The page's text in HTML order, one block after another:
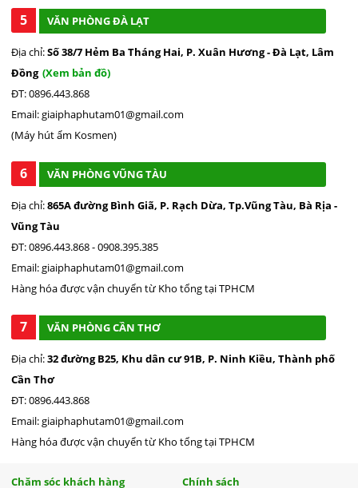
5 VĂN PHÒNG ĐÀ LẠT
Địa chỉ:Số 38/7 Hẻm Ba Tháng Hai, P. Xuân Hương - Đà Lạt, Lâm
Đồng (Xem bản đồ)
ĐT: 0896.443.868
Email: giaiphaphutam01@gmail.com
(Máy hút ẩm Kosmen)
6 VĂN PHÒNG VŨNG TÀU
Địa chỉ:865A đường Bình Giã, P. Rạch Dừa, Tp.Vũng Tàu, Bà Rịa -
Vũng Tàu
ĐT: 0896.443.868 - 0908.395.385
Email: giaiphaphutam01@gmail.com
Hàng hóa được vận chuyển từ Kho tổng tại TPHCM
7 VĂN PHÒNG CẦN THƠ
Địa chỉ:32 đường B25, Khu dân cư 91B, P. Ninh Kiều, Thành phố
Cần Thơ
ĐT: 0896.443.868
Email: giaiphaphutam01@gmail.com
Hàng hóa được vận chuyển từ Kho tổng tại TPHCM
Chăm sóc khách hàng Chính sách